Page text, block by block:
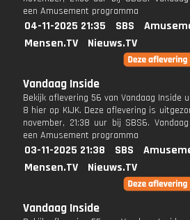
een Amusement programma
04-11-2025 21:35 SBS
Mensen.TV
Nieuws.TV
Vandaag Inside
Bekijk aflevering 56 van Vandaag Inside
8 hier op KIJK. Deze aflevering is
november, 21:38 uur bij SBS6.
een Amusement programma
03-11-2025 21:38 SBS
Mensen.TV
Nieuws.TV
Vandaag Inside